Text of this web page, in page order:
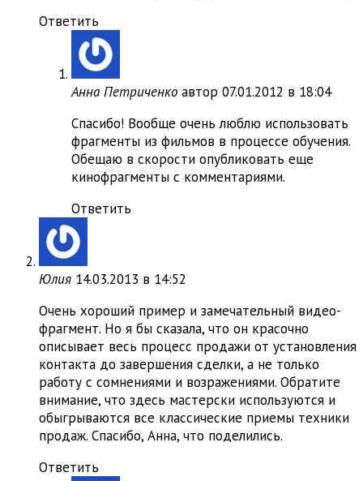
Ответить
Анна Петриченко автор 07.01.2012 в 18:04
Спасибо! Вообще очень люблю использовать
фрагменты из фильмов в процессе обучения.
Обещаю в скорости опубликовать еще
кинофрагменты с комментариями.
Ответить
Юлия 14.03.2013 в 14:52
Очень хороший пример и замечательный видео-
фрагмент. Но я бы сказала, что он красочно
описывает весь процесс продажи от установления
контакта до завершения сделки, а не только
работу с сомнениями и возражениями. Обратите
внимание, что здесь мастерски используются и
обыгрываются все классические приемы техники
продаж. Спасибо, Анна, что поделились.
Ответить